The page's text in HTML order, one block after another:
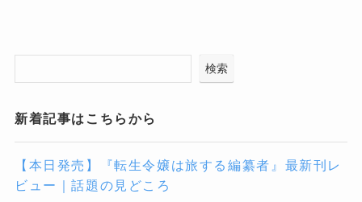
検索
新着記事はこちらから
【本日発売】『転生令嬢は旅する編纂者』最新刊レ
ビュー｜話題の見どころ